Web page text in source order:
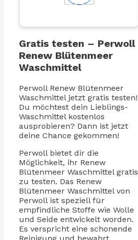
Gratis testen – Perwoll
Renew Blütenmeer
Waschmittel
Perwoll Renew Blütenmeer
Waschmittel jetzt gratis testen!
Du möchtest dein Lieblings-
Waschmittel kostenlos
ausprobieren? Dann ist jetzt
deine Chance gekommen!
Perwoll bietet dir die
Möglichkeit, ihr Renew
Blütenmeer Waschmittel gratis
zu testen. Das Renew
Blütenmeer Waschmittel von
Perwoll ist speziell für
empfindliche Stoffe wie Wolle
und Seide entwickelt worden.
Es verspricht eine schonende